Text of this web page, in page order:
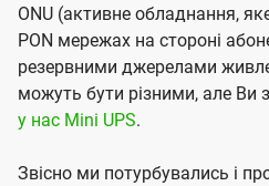
ONU (активне обладнання,
PON мережах на стороні
резервними джерелами
можуть бути різними, але Ви
у нас Mini UPS.
Звісно ми потурбувались і